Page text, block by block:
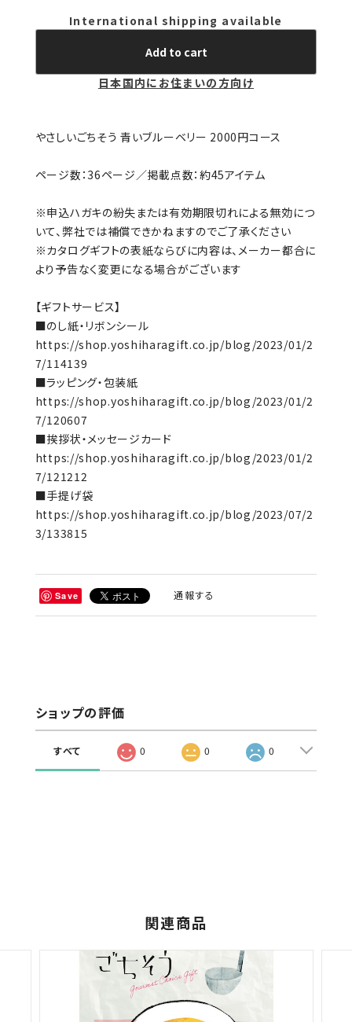
International shipping available
Add to cart
日本国内にお住まいの方向け
やさしいごちそう 青いブルーベリー 2000円コース
ページ数：36ページ／掲載点数：約45アイテム
※申込ハガキの紛失または有効期限切れによる無効につ
いて、弊社では補償できかねますのでご了承ください
※カタログギフトの表紙ならびに内容は、メーカー都合に
より予告なく変更になる場合がございます
【ギフトサービス】
■のし紙・リボンシール
https://shop.yoshiharagift.co.jp/blog/2023/01/2
7/114139
■ラッピング・包装紙
https://shop.yoshiharagift.co.jp/blog/2023/01/2
7/120607
■挨拶状・メッセージカード
https://shop.yoshiharagift.co.jp/blog/2023/01/2
7/121212
■手提げ袋
https://shop.yoshiharagift.co.jp/blog/2023/07/2
3/133815
Save 通報する
ショップの評価
すべて 0 0 0
関連商品